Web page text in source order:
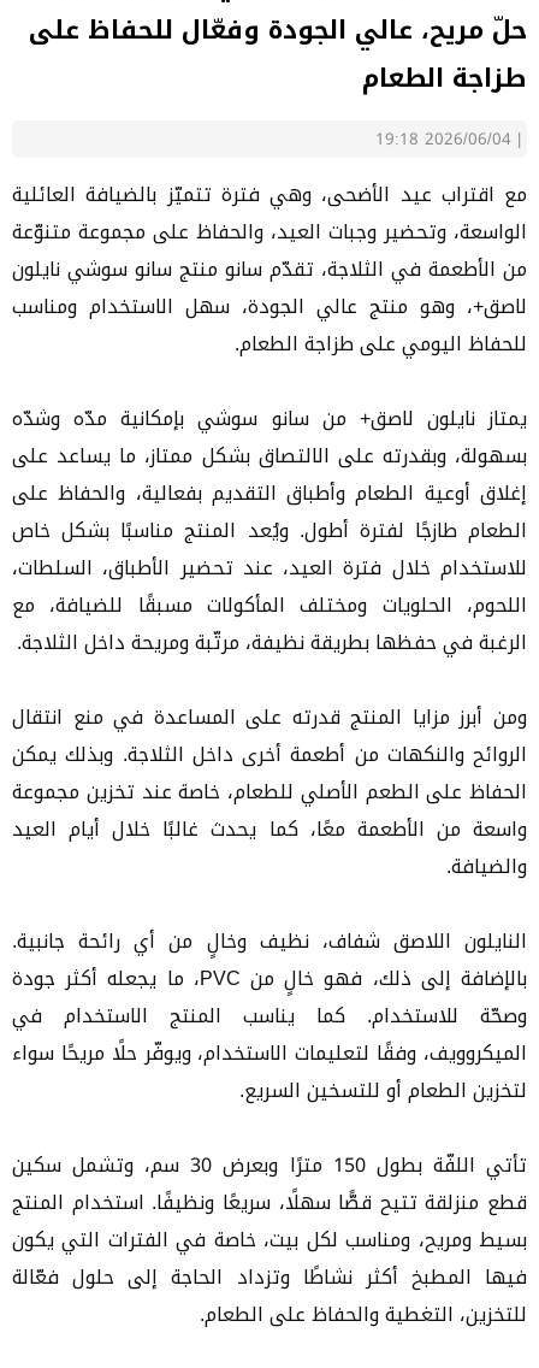
حلّ مريح، عالي الجودة وفعّال للحفاظ على
طزاجة الطعام
|
2026/06/04 19:18
مع اقتراب عيد الأضحى، وهي فترة تتميّز بالضيافة العائلية
الواسعة، وتحضير وجبات العيد، والحفاظ على مجموعة متنوّعة
من الأطعمة في الثلاجة، تقدّم سانو منتج سانو سوشي نايلون
لاصق+، وهو منتج عالي الجودة، سهل الاستخدام ومناسب
للحفاظ اليومي على طزاجة الطعام.
يمتاز نايلون لاصق+ من سانو سوشي بإمكانية مدّه وشدّه
بسهولة، وبقدرته على الالتصاق بشكل ممتاز، ما يساعد على
إغلاق أوعية الطعام وأطباق التقديم بفعالية، والحفاظ على
الطعام طازجًا لفترة أطول. ويُعد المنتج مناسبًا بشكل خاص
للاستخدام خلال فترة العيد، عند تحضير الأطباق، السلطات،
اللحوم، الحلويات ومختلف المأكولات مسبقًا للضيافة، مع
الرغبة في حفظها بطريقة نظيفة، مرتّبة ومريحة داخل الثلاجة.
ومن أبرز مزايا المنتج قدرته على المساعدة في منع انتقال
الروائح والنكهات من أطعمة أخرى داخل الثلاجة. وبذلك يمكن
الحفاظ على الطعم الأصلي للطعام، خاصة عند تخزين مجموعة
واسعة من الأطعمة معًا، كما يحدث غالبًا خلال أيام العيد
والضيافة.
النايلون اللاصق شفاف، نظيف وخالٍ من أي رائحة جانبية.
بالإضافة إلى ذلك، فهو خالٍ من PVC، ما يجعله أكثر جودة
وصحّة للاستخدام. كما يناسب المنتج الاستخدام في
الميكروويف، وفقًا لتعليمات الاستخدام، ويوفّر حلًا مريحًا سواء
لتخزين الطعام أو للتسخين السريع.
تأتي اللفّة بطول 150 مترًا وبعرض 30 سم، وتشمل سكين
قطع منزلقة تتيح قصًّا سهلًا، سريعًا ونظيفًا. استخدام المنتج
بسيط ومريح، ومناسب لكل بيت، خاصة في الفترات التي يكون
فيها المطبخ أكثر نشاطًا وتزداد الحاجة إلى حلول فعّالة
للتخزين، التغطية والحفاظ على الطعام.